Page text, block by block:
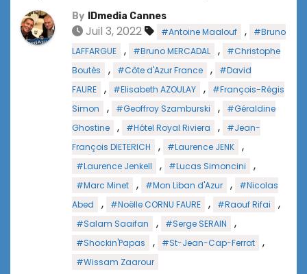
By IDmedia Cannes
Juil 3, 2022 #Antoine Maalouf ,
#Bruno
LAFFARGUE
, #Bruno MERCADAL ,
#Christophe
Boutès
, #Côte d'Azur France ,
#David
FAURE
, #Elisabeth AZOULAY ,
#François-Régis
Simon
, #Geoffroy Szamburski ,
#Géraldine
Ghostine
, #Hôtel Royal Riviera ,
#Jean-
François DIETERICH
, #Laurence JENK ,
#Laurence Jenkell , #Lucas Simoncini ,
#Marc Minet , #Mon Liban d'Azur ,
#Nicolas
Abed
, #Noëlle CORNU FAURE , #Raouf Rifai ,
#Salam Saaifan , #Serge SERAIN ,
#Shockin'Papas , #St-Jean-Cap-Ferrat ,
#Wissam Zaarour